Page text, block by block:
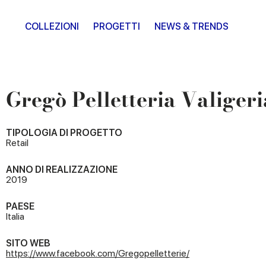
COLLEZIONI PROGETTI NEWS & TRENDS
Gregò Pelletteria
TIPOLOGIA DI PROGETTO
Retail
ANNO DI REALIZZAZIONE
2019
PAESE
Italia
SITO WEB
https://www.facebook.com/Gregopelletterie/